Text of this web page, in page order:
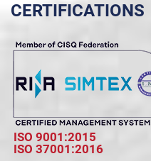
CERTIFICATIONS
ISO 9001:2015
ISO 37001:2016